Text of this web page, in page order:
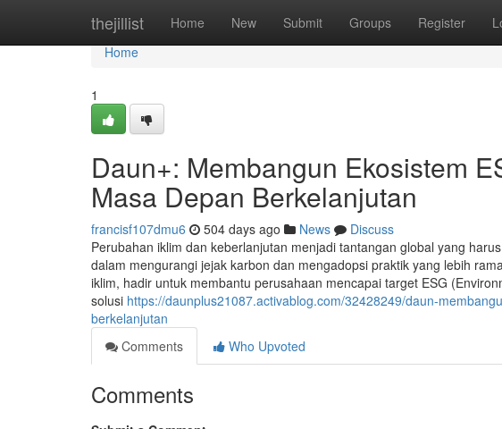
thejillist Home New Submit Groups Register
Home
Home
1
Daun+: Membangun Ekosistem
Masa Depan Berkelanjutan
francisf107dmu6 504 days ago News
Discuss
Perubahan iklim dan keberlanjutan menjadi tantangan global yang
dalam mengurangi jejak karbon dan mengadopsi praktik yang lebih
iklim, hadir untuk membantu perusahaan mencapai target ESG
solusi https://daunplus21087.activablog.com/32428249/daun-
berkelanjutan
Comments
Who Upvoted
Comments